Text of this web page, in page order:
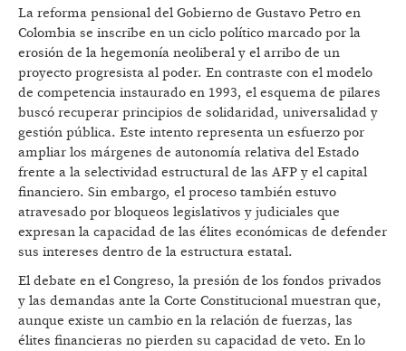
La reforma pensional del Gobierno de Gustavo Petro en
Colombia se inscribe en un ciclo político marcado por la
erosión de la hegemonía neoliberal y el arribo de un
proyecto progresista al poder. En contraste con el modelo
de competencia instaurado en 1993, el esquema de pilares
buscó recuperar principios de solidaridad, universalidad y
gestión pública. Este intento representa un esfuerzo por
ampliar los márgenes de autonomía relativa del Estado
frente a la selectividad estructural de las AFP y el capital
financiero. Sin embargo, el proceso también estuvo
atravesado por bloqueos legislativos y judiciales que
expresan la capacidad de las élites económicas de defender
sus intereses dentro de la estructura estatal.
El debate en el Congreso, la presión de los fondos privados
y las demandas ante la Corte Constitucional muestran que,
aunque existe un cambio en la relación de fuerzas, las
élites financieras no pierden su capacidad de veto. En lo